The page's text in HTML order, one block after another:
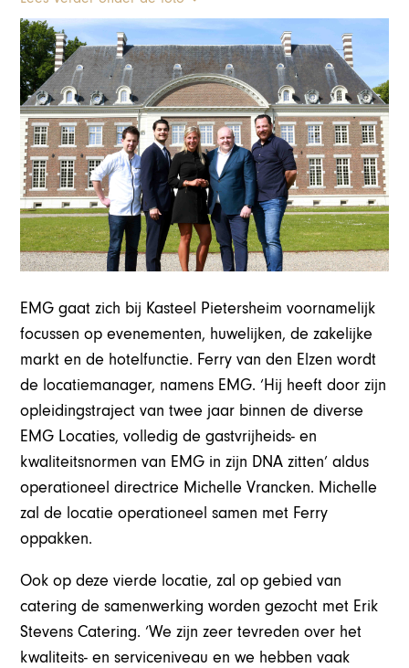
EMG gaat zich bij Kasteel Pietersheim voornamelijk
focussen op evenementen, huwelijken, de zakelijke
markt en de hotelfunctie. Ferry van den Elzen wordt
de locatiemanager, namens EMG. ‘Hij heeft door zijn
opleidingstraject van twee jaar binnen de diverse
EMG Locaties, volledig de gastvrijheids- en
kwaliteitsnormen van EMG in zijn DNA zitten’ aldus
operationeel directrice Michelle Vrancken. Michelle
zal de locatie operationeel samen met Ferry
oppakken.
Ook op deze vierde locatie, zal op gebied van
catering de samenwerking worden gezocht met Erik
Stevens Catering. ‘We zijn zeer tevreden over het
kwaliteits- en serviceniveau en we hebben vaak